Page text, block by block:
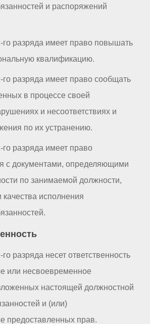
и распоряжений
го разряда имеет право повышать
квалификацию.
го разряда имеет право сообщать
в процессе своей
и несоответствиях и
по их устранению.
разряда имеет право
с документами, определяющими
по занимаемой должности,
качества исполнения
разряда несет ответственность
или несвоевременное
настоящей должностной
и (или)
предоставленных прав.